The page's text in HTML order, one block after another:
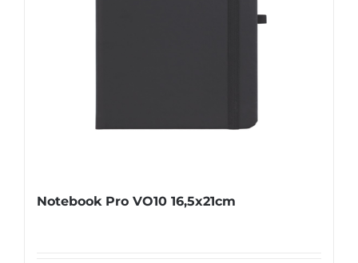
Notebook Pro VO10 16,5x21cm